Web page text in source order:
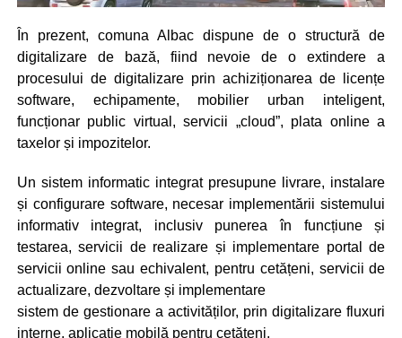
În prezent, comuna Albac dispune de o structură de
digitalizare de bază, fiind nevoie de o extindere a
procesului de digitalizare prin achiziționarea de licențe
software, echipamente, mobilier urban inteligent,
funcționar public virtual, servicii „cloud”, plata online a
taxelor și impozitelor.
Un sistem informatic integrat presupune livrare, instalare
și configurare software, necesar implementării sistemului
informativ integrat, inclusiv punerea în funcțiune și
testarea, servicii de realizare și implementare portal de
servicii online sau echivalent, pentru cetățeni, servicii de
actualizare, dezvoltare și implementare
sistem de gestionare a activităților, prin digitalizare fluxuri
interne, aplicație mobilă pentru cetățeni.